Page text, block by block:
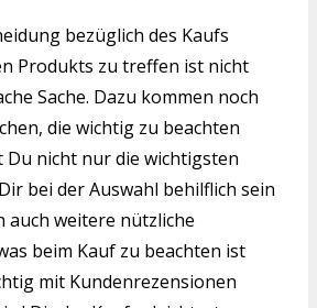
bezüglich des Kaufs
Produkts zu treffen ist nicht
Sache. Dazu kommen noch
die wichtig zu beachten
Du nicht nur die wichtigsten
bei der Auswahl behilflich sein
auch weitere nützliche
beim Kauf zu beachten ist
mit Kundenrezensionen